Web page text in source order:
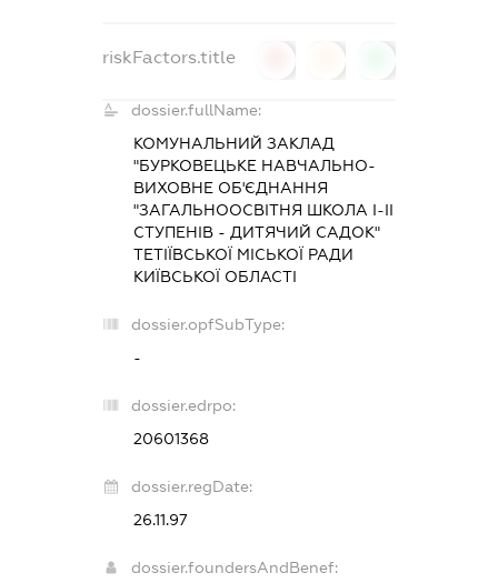
riskFactors.title
dossier.fullName:
КОМУНАЛЬНИЙ ЗАКЛАД
"БУРКОВЕЦЬКЕ НАВЧАЛЬНО-
ВИХОВНЕ ОБ'ЄДНАННЯ
"ЗАГАЛЬНООСВІТНЯ ШКОЛА І-ІІ
СТУПЕНІВ - ДИТЯЧИЙ САДОК"
ТЕТІЇВСЬКОЇ МІСЬКОЇ РАДИ
КИЇВСЬКОЇ ОБЛАСТІ
dossier.opfSubType:
-
dossier.edrpo:
20601368
dossier.regDate:
26.11.97
dossier.foundersAndBenef: